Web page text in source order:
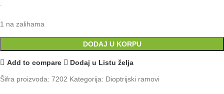
.
1 na zalihama
DODAJ U KORPU
Add to compare Dodaj u Listu želja
Šifra proizvoda: 7202 Kategorija: Dioptrijski ramovi